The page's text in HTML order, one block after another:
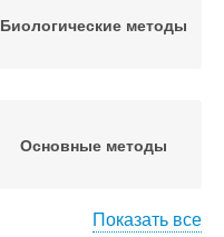
Биологические методы
Основные методы
Показать все